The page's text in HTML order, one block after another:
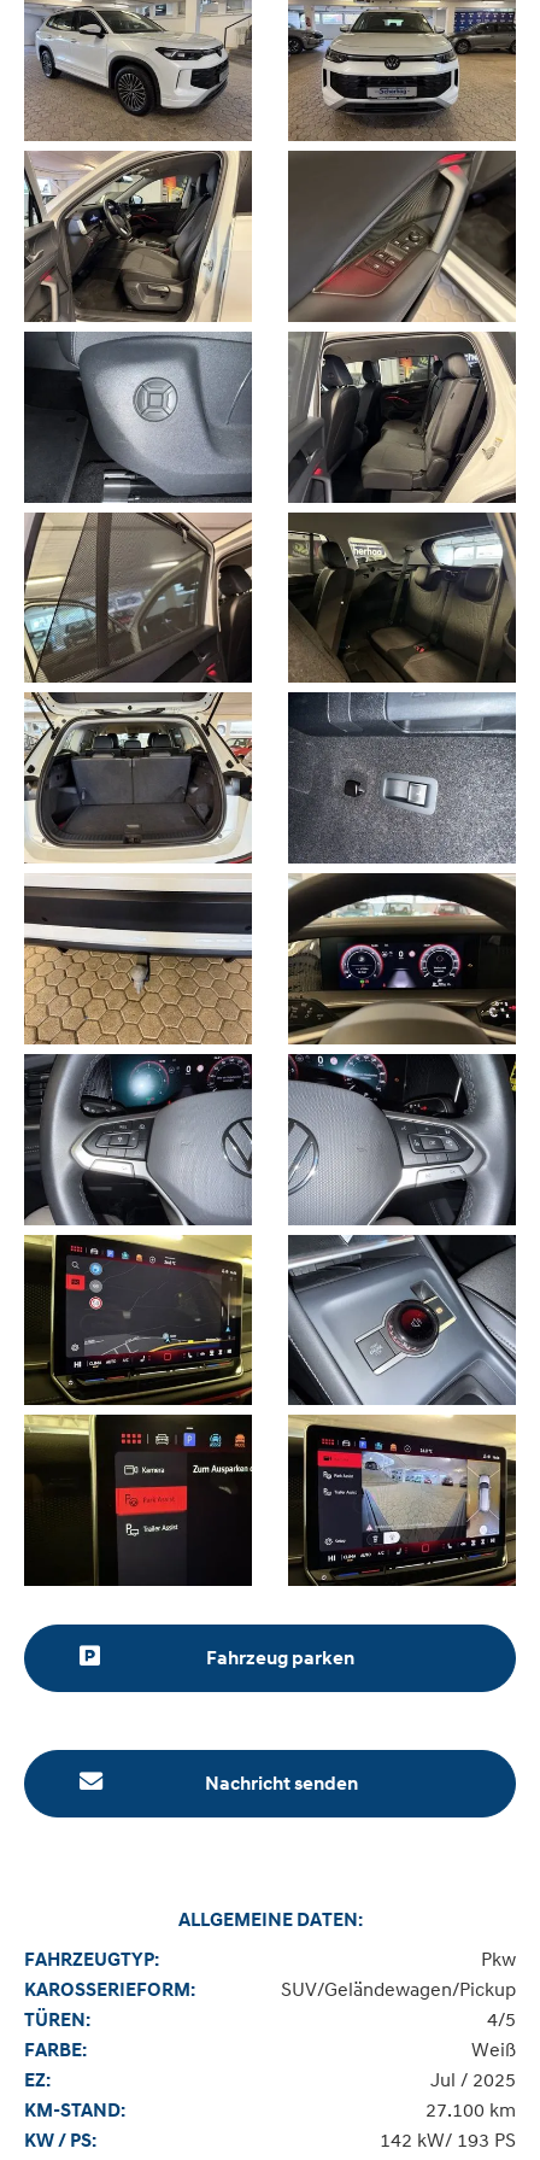
Fahrzeug parken
Nachricht senden
ALLGEMEINE DATEN:
FAHRZEUGTYP:
Pkw
KAROSSERIEFORM:
SUV/Geländewagen/Pickup
TÜREN:
4/5
FARBE:
Weiß
EZ:
Jul / 2025
KM-STAND:
27.100 km
KW / PS:
142 kW/ 193 PS